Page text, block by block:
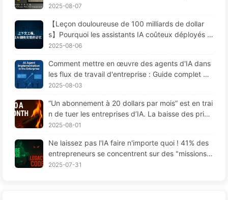
édaction, Filtrage, Compression et Isolation, Évito
à L'extérieur — Apprenons Lentement L'IA170
2025-08-07
【Leçon douloureuse de 100 milliards de dollar
s】Pourquoi les assistants IA coûteux déployés p
ar les entreprises "oublient" souvent aux moment
d'améliorer leur performance de 90 % ? — Appre
ndre lentement l'IA 169
2025-08-06
Comment mettre en œuvre des agents d'IA dans
les flux de travail d'entreprise : Guide complet po
ur 2025 —— Apprenez l'IA lentement 166
2025-08-03
“Un abonnement à 20 dollars par mois” est en trai
n de tuer les entreprises d’IA. La baisse des prix
des Tokens est une illusion, la vraie dépense en I
2025-08-01
Ne laissez pas l'IA faire n'importe quoi ! 41% des
entrepreneurs se concentrent sur des "missions r
ouges", une technologie insuffisante provoque da
2025-07-31